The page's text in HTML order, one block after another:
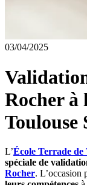
03/04/2025
Rocher à
L’École Terrade
spéciale de
Rocher. L’occasion